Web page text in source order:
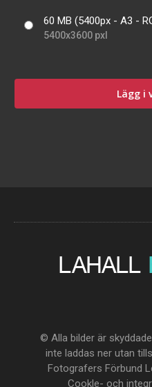
60 MB (5400px - A3 -
5400x3600 pxl
Lägg i
© Alla bilder är
inte laddas ner utan
Fotografers Förbund
Cookle- och